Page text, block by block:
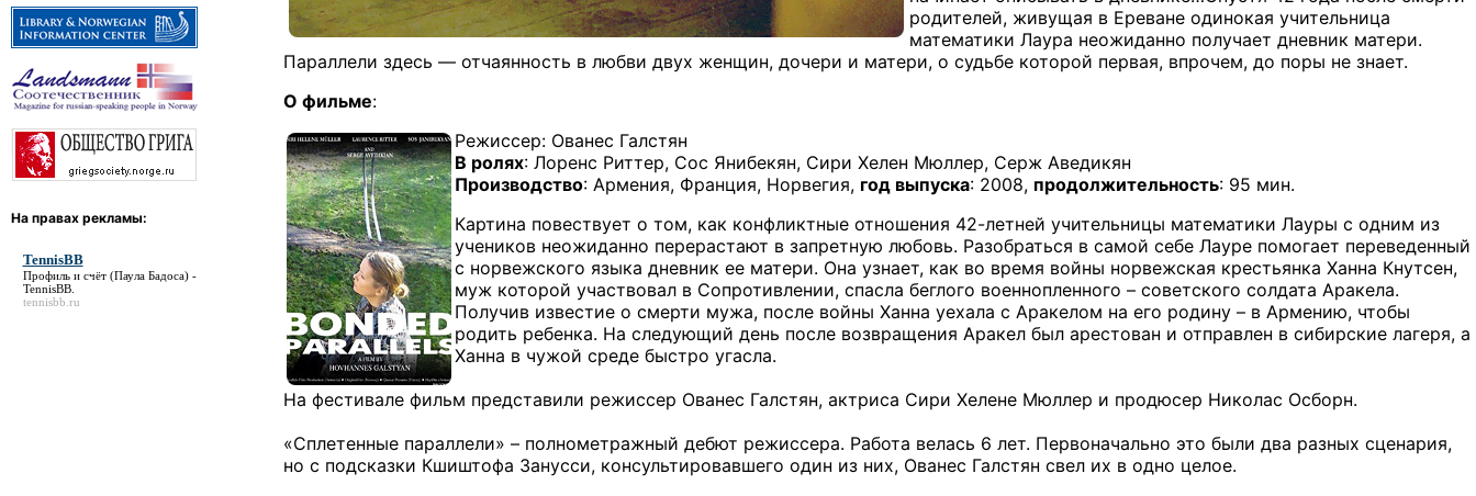
На правах рекламы:
TennisBB
Профиль и счёт (Паула Бадоса) -
TennisBB.
tennisbb.ru
родителей, живущая в Ереване одинокая учительница
математики Лаура неожиданно получает дневник матери.
Параллели здесь — отчаянность в любви двух женщин, дочери и матери, о судьбе которой первая, впрочем, до поры не знает.
О фильме:
Режиссер: Ованес Галстян
В ролях: Лоренс Риттер, Сос Янибекян, Сири Хелен Мюллер, Серж Аведикян
Производство: Армения, Франция, Норвегия, год выпуска: 2008, продолжительность: 95 мин.
Картина повествует о том, как конфликтные отношения 42-летней учительницы математики Лауры с одним из
учеников неожиданно перерастают в запретную любовь. Разобраться в самой себе Лауре помогает переведенный
с норвежского языка дневник ее матери. Она узнает, как во время войны норвежская крестьянка Ханна Кнутсен,
муж которой участвовал в Сопротивлении, спасла беглого военнопленного – советского солдата Аракела.
Получив известие о смерти мужа, после войны Ханна уехала с Аракелом на его родину – в Армению, чтобы
родить ребенка. На следующий день после возвращения Аракел был арестован и отправлен в сибирские лагеря, а
Ханна в чужой среде быстро угасла.
На фестивале фильм представили режиссер Ованес Галстян, актриса Сири Хелене Мюллер и продюсер Николас Осборн.
«Сплетенные параллели» – полнометражный дебют режиссера. Работа велась 6 лет. Первоначально это были два разных сценария,
но с подсказки Кшиштофа Занусси, консультировавшего один из них, Ованес Галстян свел их в одно целое.